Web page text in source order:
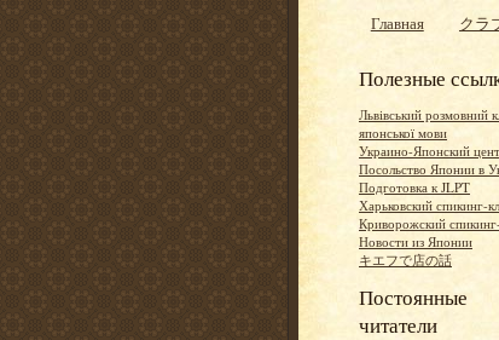
Главная
クラ
Полезные
Львівський розмовний
японської мови
Украино-Японский
Посольство Японии в
Подготовка к JLPT
Харьковский спикинг-
Криворожский
Новости из Японии
キエフで店の話
Постоянные
читатели